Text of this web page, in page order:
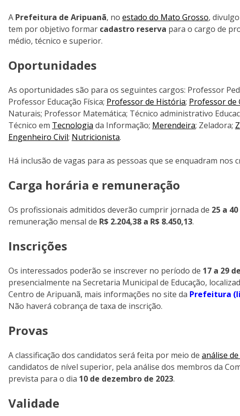
A Prefeitura de Aripuanã, no estado do Mato Grosso,
tem por objetivo formar cadastro reserva para o cargo de
médio, técnico e superior.
Oportunidades
As oportunidades são para os seguintes cargos: Professor
Professor Educação Física; Professor de História; Professor de
Naturais; Professor Matemática; Técnico administrativo
Técnico em Tecnologia da Informação; Merendeira; Zeladora;
Engenheiro Civil; Nutricionista.
Há inclusão de vagas para as pessoas que se enquadram nos
Carga horária e remuneração
Os profissionais admitidos deverão cumprir jornada de 25 a
remuneração mensal de R$ 2.204,38 a R$ 8.450,13.
Inscrições
Os interessados poderão se inscrever no período de 17 a 29
presencialmente na Secretaria Municipal de Educação,
Centro de Aripuanã, mais informações no site da Prefeitura
Não haverá cobrança de taxa de inscrição.
Provas
A classificação dos candidatos será feita por meio de análise
candidatos de nível superior, pela análise dos membros da
prevista para o dia 10 de dezembro de 2023.
Validade